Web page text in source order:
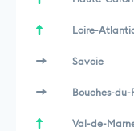
Loire-
Savoie
Bouches-du-
Val-de-